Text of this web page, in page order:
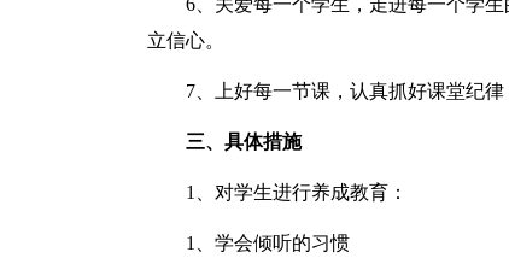
6、关爱每一个学生，走进每一个学生
立信心。
7、上好每一节课，认真抓好课堂纪律
三、具体措施
1、对学生进行养成教育：
1、学会倾听的习惯